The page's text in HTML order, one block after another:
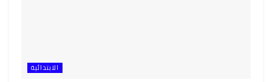
الابتدائية